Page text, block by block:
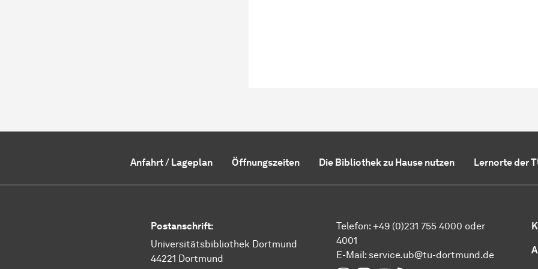
Anfahrt / Lageplan Öffnungszeiten
Universitätsbibliothek Dortmund
Telefon: +49 (0)231 755 4000 oder
4001
E-Mail: service.ub@tu-dortmund.de